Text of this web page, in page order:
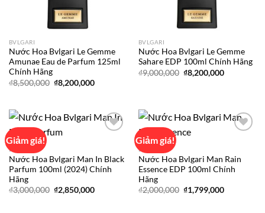
BVLGARI
Nước Hoa Bvlgari Le Gemme
Amunae Eau de Parfum 125ml
Chính Hãng
₫8,500,000 Giá
gốc
₫8,200,000Giá
₫8,200,000.
BVLGARI
Nước Hoa Bvlgari Le Gemme
Sahare EDP 100ml Chính Hãng
₫9,000,000 Giá
gốc
₫8,200,000Giá
Giảm giá!
Add to
wishlist
BVLGARI
Nước Hoa Bvlgari Man In Black
Parfum 100ml (2024) Chính
Hãng
₫3,000,000 Giá
gốc
₫2,850,000Giá
Giảm giá!
Add to
wishlist
BVLGARI
Nước Hoa Bvlgari Man Rain
Essence EDP 100ml Chính
Hãng
₫2,000,000 Giá
gốc
₫1,799,000Giá